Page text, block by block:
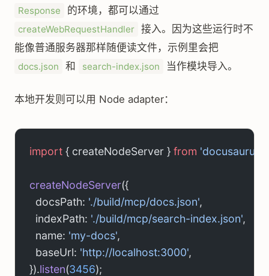
Response 的环境，都可以通过
createWebRequestHandler 接入。因为这些运行时不
能像普通服务器那样随便读文件，示例里会把
docs.json 和 search-index.json 当作模块导入。
本地开发则可以用 Node adapter：
import { createNodeServer } from
createNodeServer({
  docsPath:
'./build/mcp/docs.json',
  indexPath:
'./build/mcp/search-index.json',
  name:
'my-docs',
  baseUrl:
'http://localhost:3000',
}).listen(3456);